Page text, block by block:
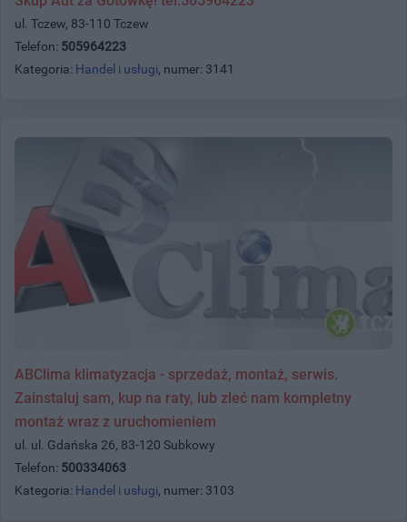
ul. Tczew, 83-110 Tczew
Telefon: 505964223
Kategoria: Handel i usługi, numer: 3141
ABClima klimatyzacja - sprzedaż, montaż, serwis.
Zainstaluj sam, kup na raty, lub zleć nam kompletny
montaż wraz z uruchomieniem
ul. ul. Gdańska 26, 83-120 Subkowy
Telefon: 500334063
Kategoria: Handel i usługi, numer: 3103